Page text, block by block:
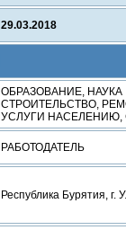
29.03.2018
ОБРАЗОВАНИЕ, НАУКА
СТРОИТЕЛЬСТВО,
УСЛУГИ
РАБОТОДАТЕЛЬ
Республика Бурятия,